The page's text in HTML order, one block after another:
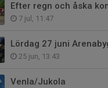
Efter regn och åska
7 jul, 11:47
Lördag 27 juni
25 jun, 13:43
Venla/Jukola